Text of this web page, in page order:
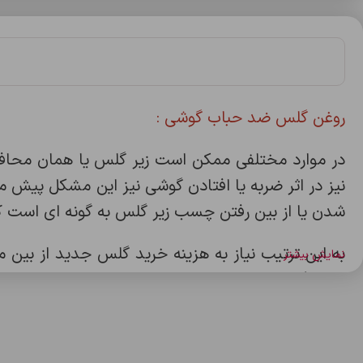
روغن گلس ضد حباب گوشی :
در موارد مختلفی ممکن است زیر گلس یا همان
نیز در اثر ضربه یا افتادن گوشی نیز این مشکل
شدن یا از بین رفتن چسب زیر گلس به گونه ای است
به این ترتیب نیاز به هزینه خرید گلس جدید از
روغن گلس داشته باشید تا در مواقع مختلف به
نمایش بیشتر